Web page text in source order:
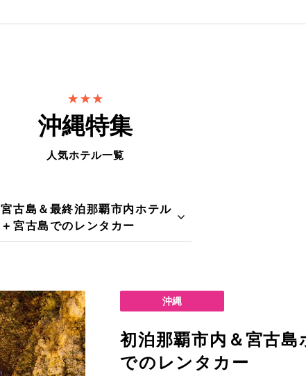
沖縄特集
人気ホテル一覧
宮古島＆最終泊那覇市内ホテル
＋宮古島でのレンタカー
沖縄
初泊那覇市内＆宮古島
でのレンタカー